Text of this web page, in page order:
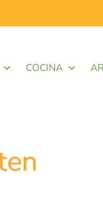
COCINA